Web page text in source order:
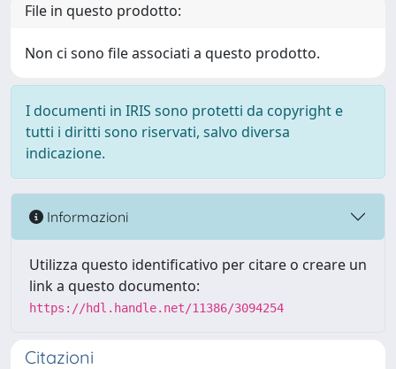
File in questo prodotto:
Non ci sono file associati a questo prodotto.
I documenti in IRIS sono protetti da copyright e
tutti i diritti sono riservati, salvo diversa
indicazione.
Informazioni
Utilizza questo identificativo per citare o creare un
link a questo documento:
https://hdl.handle.net/11386/3094254
Citazioni